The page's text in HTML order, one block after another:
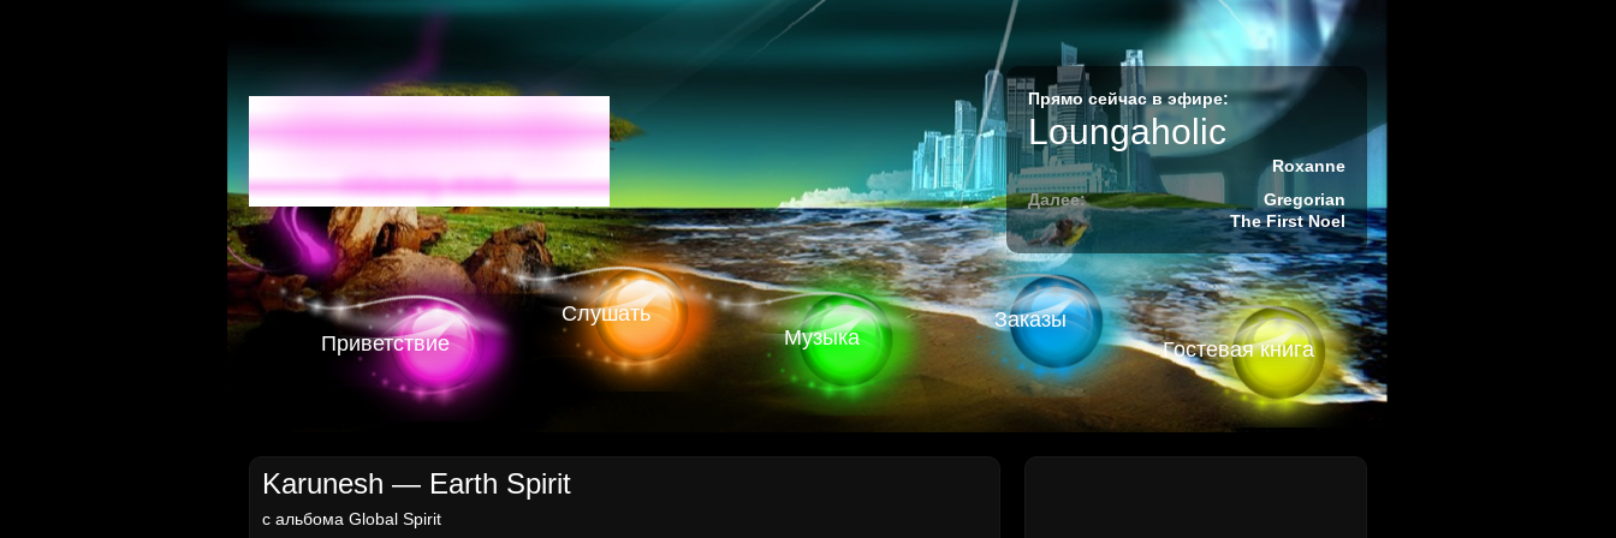
Radio-M
relaxing wave
Прямо сейчас в эфире:
Loungaholic
Roxanne
Далее:
Gregorian
The First Noel
Приветствие
Слушать
Музыка
Заказы
Гостевая книга
Karunesh — Earth Spirit
с альбома Global Spirit